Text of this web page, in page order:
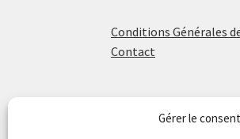
Gérer le
Conditions Générales
Contact
ÉCOLE DE